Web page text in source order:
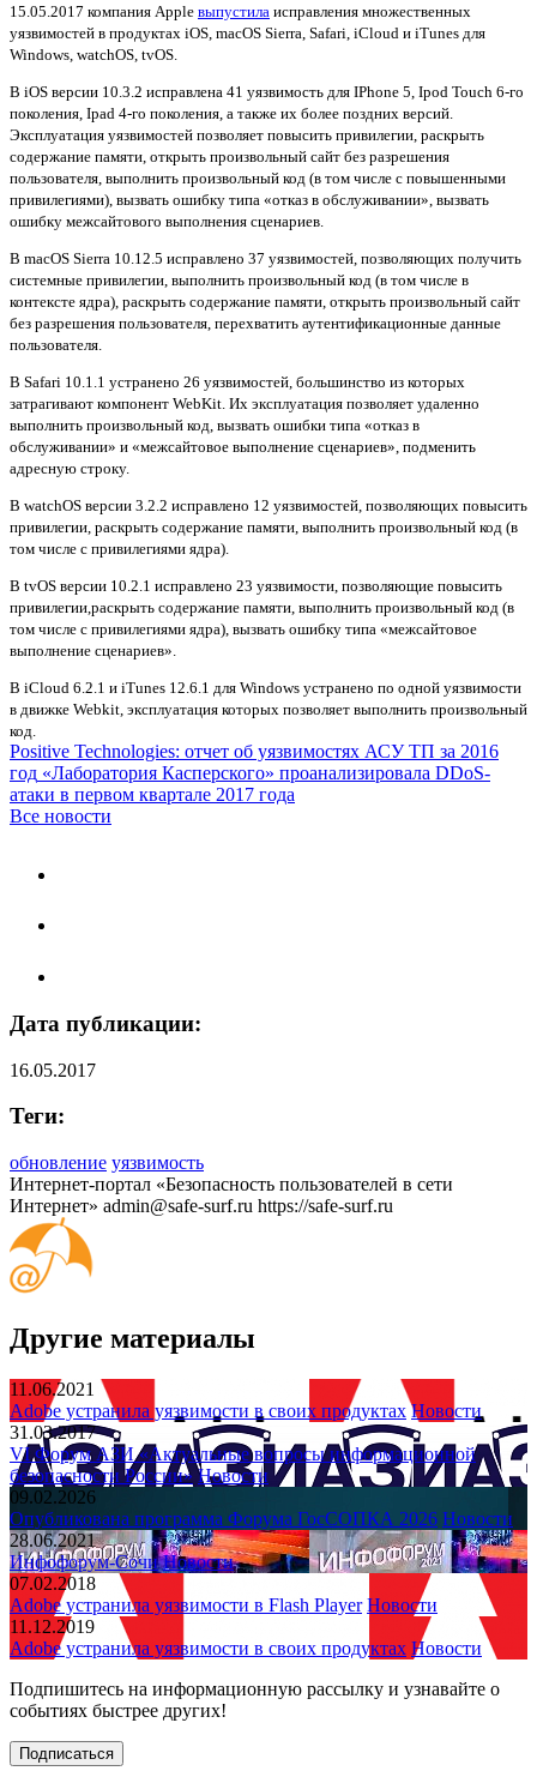
15.05.2017 компания Apple выпустила исправления множественных
уязвимостей в продуктах iOS, macOS Sierra, Safari, iCloud и iTunes для
Windows, watchOS, tvOS.
В iOS версии 10.3.2 исправлена 41 уязвимость для IPhone 5, Ipod Touch 6-го
поколения, Ipad 4-го поколения, а также их более поздних версий.
Эксплуатация уязвимостей позволяет повысить привилегии, раскрыть
содержание памяти, открыть произвольный сайт без разрешения
пользователя, выполнить произвольный код (в том числе с повышенными
привилегиями), вызвать ошибку типа «отказ в обслуживании», вызвать
ошибку межсайтового выполнения сценариев.
В macOS Sierra 10.12.5 исправлено 37 уязвимостей, позволяющих получить
системные привилегии, выполнить произвольный код (в том числе в
контексте ядра), раскрыть содержание памяти, открыть произвольный сайт
без разрешения пользователя, перехватить аутентификационные данные
пользователя.
В Safari 10.1.1 устранено 26 уязвимостей, большинство из которых
затрагивают компонент WebKit. Их эксплуатация позволяет удаленно
выполнить произвольный код, вызвать ошибки типа «отказ в
обслуживании» и «межсайтовое выполнение сценариев», подменить
адресную строку.
В watchOS версии 3.2.2 исправлено 12 уязвимостей, позволяющих повысить
привилегии, раскрыть содержание памяти, выполнить произвольный код (в
том числе с привилегиями ядра).
В tvOS версии 10.2.1 исправлено 23 уязвимости, позволяющие повысить
привилегии,раскрыть содержание памяти, выполнить произвольный код (в
том числе с привилегиями ядра), вызвать ошибку типа «межсайтовое
выполнение сценариев».
В iCloud 6.2.1 и iTunes 12.6.1 для Windows устранено по одной уязвимости
в движке Webkit, эксплуатация которых позволяет выполнить произвольный
код.
Positive Technologies: отчет об уязвимостях АСУ ТП за 2016
год «Лаборатория Касперского» проанализировала DDoS-
атаки в первом квартале 2017 года
Все новости
Дата публикации:
16.05.2017
Теги:
обновление уязвимость
Интернет-портал «Безопасность пользователей в сети
Интернет» admin@safe-surf.ru https://safe-surf.ru
Другие материалы
11.06.2021
Adobe устранила уязвимости в своих продуктах Новости
31.03.2017
VI Форум АЗИ «Актуальные вопросы информационной
безопасности России» Новости
09.02.2026
Опубликована программа Форума ГосСОПКА 2026 Новости
28.06.2021
Инфофорум-Сочи Новости
07.02.2018
Adobe устранила уязвимости в Flash Player Новости
11.12.2019
Adobe устранила уязвимости в своих продуктах Новости
Подпишитесь на информационную рассылку и узнавайте о
событиях быстрее других!
Подписаться